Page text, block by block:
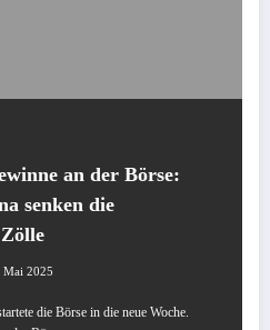
an der Börse:
senken die
Mai 2025
die Börse in die neue Woche.